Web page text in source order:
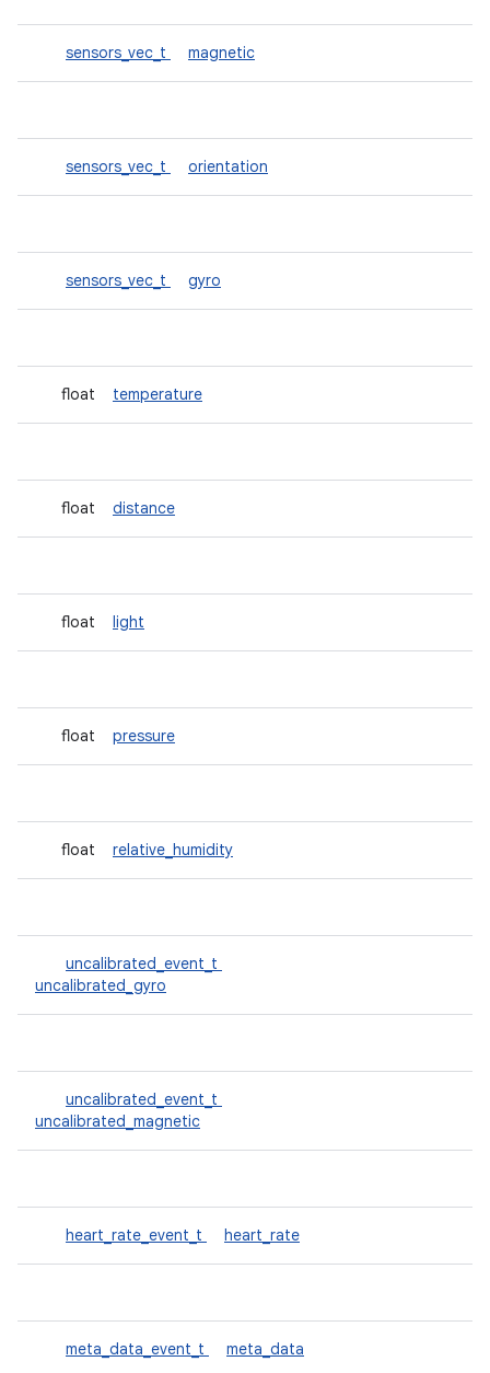
sensors_vec_t magnetic
sensors_vec_t orientation
sensors_vec_t gyro
float temperature
float distance
float light
float pressure
float relative_humidity
uncalibrated_event_t
uncalibrated_gyro
uncalibrated_event_t
uncalibrated_magnetic
heart_rate_event_t heart_rate
meta_data_event_t meta_data